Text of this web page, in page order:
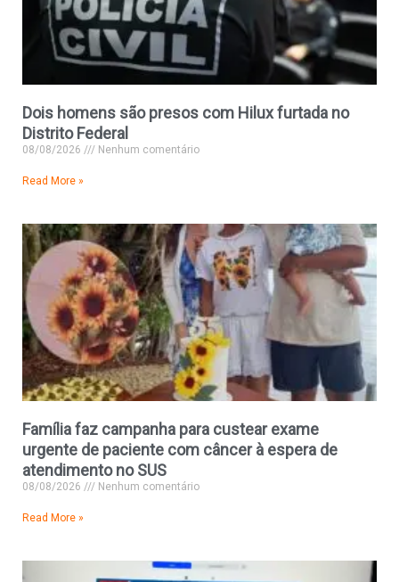
Dois homens são presos com Hilux furtada no
Distrito Federal
08/08/2026 Nenhum comentário
Read More »
Família faz campanha para custear exame
urgente de paciente com câncer à espera de
atendimento no SUS
08/08/2026 Nenhum comentário
Read More »